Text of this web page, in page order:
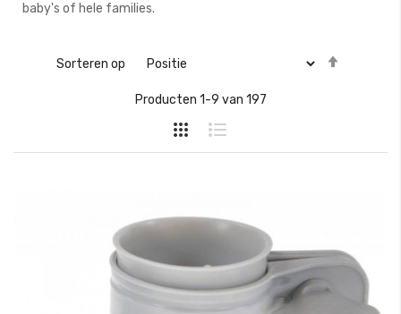
baby's of hele families.
Producten 1-9 van 197
Sorteren op